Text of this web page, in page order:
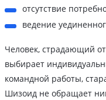
отсутствие
ведение
Человек, страдающий
выбирает
командной работы,
Шизоид не обращает